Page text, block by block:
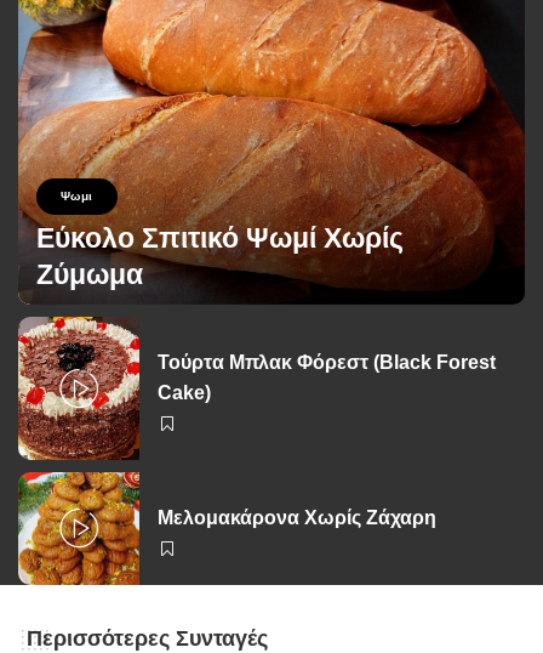
Ψωμι
Εύκολο Σπιτικό Ψωμί Χωρίς
Ζύμωμα
Posted
by
George Zolis
Τούρτα Μπλακ Φόρεστ (Black Forest
Cake)
Μελομακάρονα Χωρίς Ζάχαρη
Περισσότερες Συνταγές